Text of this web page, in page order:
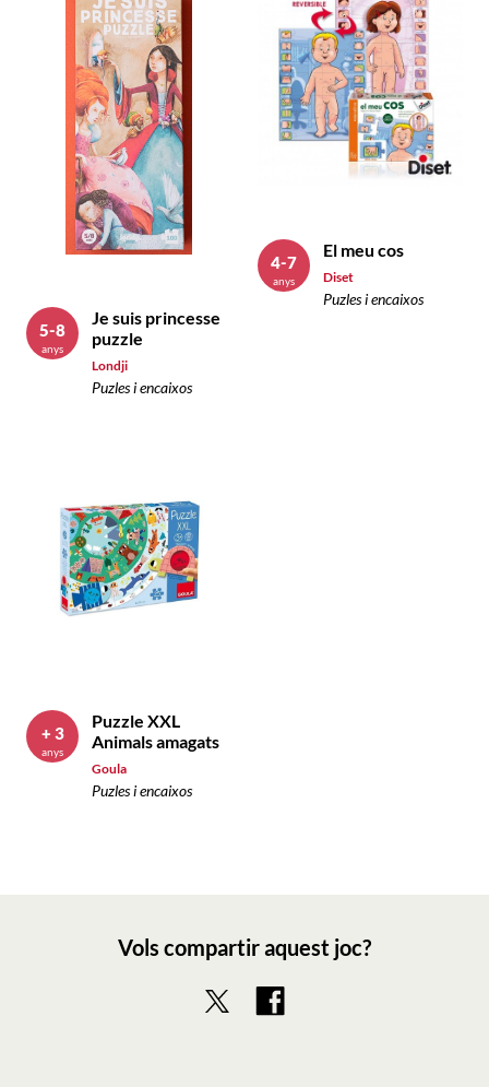
Je suis princesse
puzzle
Londji
Puzles i encaixos
5-8
anys
El meu cos
Diset
Puzles i encaixos
4-7
anys
Puzzle XXL
Animals amagats
Goula
Puzles i encaixos
+ 3
anys
Vols compartir aquest joc?